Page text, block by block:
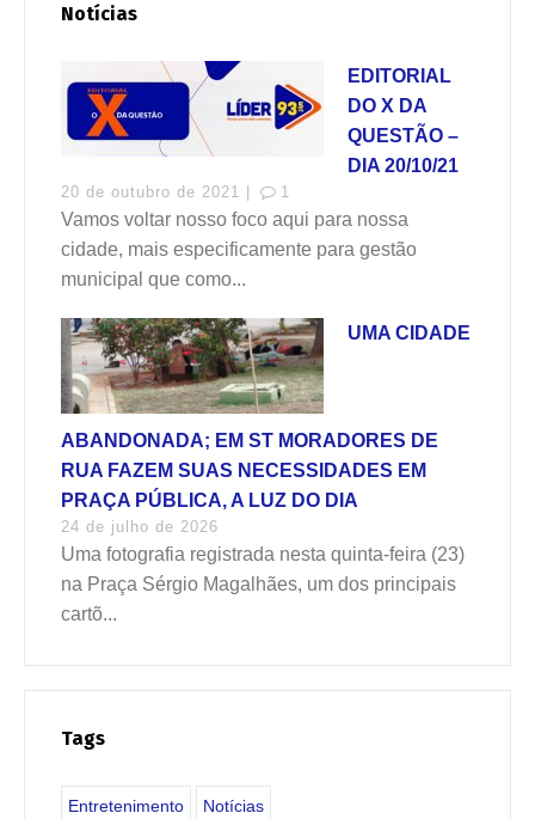
Notícias
EDITORIAL
DO X DA
QUESTÃO –
DIA 20/10/21
20 de outubro de 2021 | 1
Vamos voltar nosso foco aqui para nossa
cidade, mais especificamente para gestão
municipal que como...
UMA CIDADE
ABANDONADA; EM ST MORADORES DE
RUA FAZEM SUAS NECESSIDADES EM
PRAÇA PÚBLICA, A LUZ DO DIA
24 de julho de 2026
Uma fotografia registrada nesta quinta-feira (23)
na Praça Sérgio Magalhães, um dos principais
cartõ...
Tags
Entretenimento Notícias